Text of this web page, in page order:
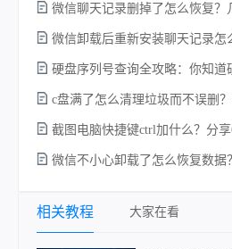
微信聊天记录删掉了怎么恢复？
硬盘序列号查询全攻略：你知道
截图电脑快捷键ctrl加什么？分享
微信不小心卸载了怎么恢复数据
相关教程 大家在看